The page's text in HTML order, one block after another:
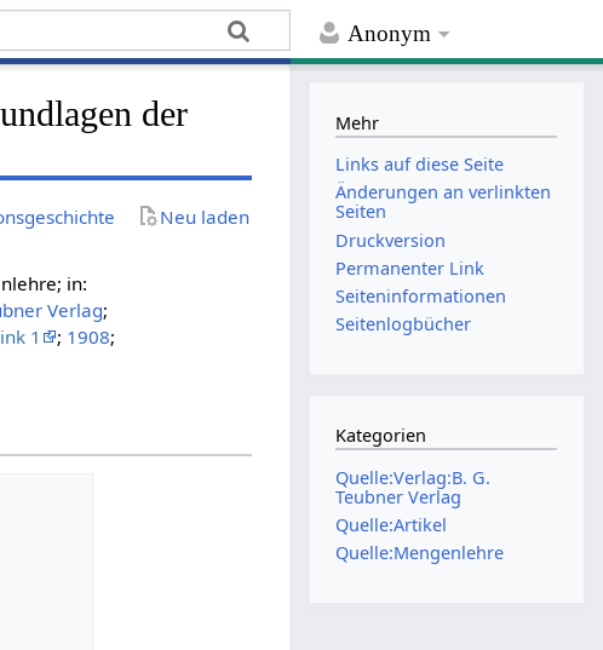
Anonym
der
Neu laden
in:
Verlag;
1 ; 1908;
Mehr
Links auf diese Seite
Änderungen an verlinkten
Seiten
Druckversion
Permanenter Link
Seiten­­informationen
Seitenlogbücher
Kategorien
Quelle:Verlag:B. G.
Teubner Verlag
Quelle:Artikel
Quelle:Mengenlehre